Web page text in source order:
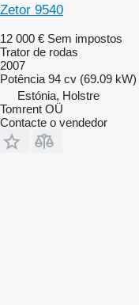
Zetor 9540
12 000 € Sem impostos
Trator de rodas
2007
Potência 94 cv (69.09 kW)
Estónia, Holstre
Tomrent OÜ
Contacte o vendedor